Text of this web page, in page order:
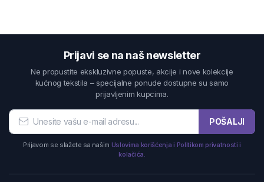
Prijavi se na naš newsletter
Ne propustite ekskluzivne popuste, akcije i nove kolekcije
kućnog tekstila – specijalne ponude dostupne su samo
prijavljenim kupcima.
POŠALJI
Prijavom se slažete sa našim Uslovima korišćenja i Politikom privatnosti i
kolačića.